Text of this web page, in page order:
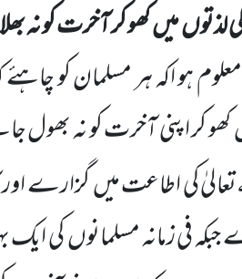
لذتوں میں کھو کر آخرت کو نہ
ہو اکہ ہر مسلمان کو چاہئے
کر اپنی آخرت کو نہ بھول
تعالیٰ کی اطاعت میں گزارے
فی زمانہ مسلمانوں کی ایک